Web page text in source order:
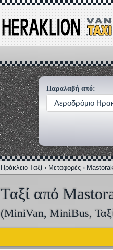
Παραλαβή από:
Αεροδρόμιο
Ηράκλειο Ταξί › Μεταφορές ›
Ταξί από
(MiniVan, MiniBus,